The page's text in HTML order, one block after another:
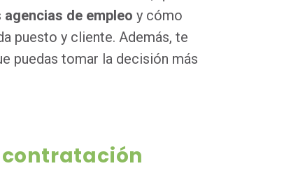
agencias de empleo y cómo
puesto y cliente. Además, te
puedas tomar la decisión más
contratación